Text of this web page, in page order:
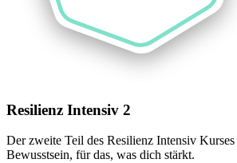
Resilienz Intensiv 2
Der zweite Teil des Resilienz Intensiv
Bewusstsein, für das, was dich stärkt.